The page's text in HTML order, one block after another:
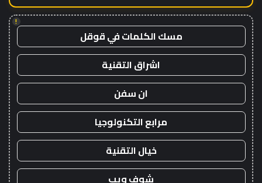
!
مسك الكلمات في قوقل
اشراق التقنية
ان سفن
مرابع التكنولوجيا
خيال التقنية
شوف ويب